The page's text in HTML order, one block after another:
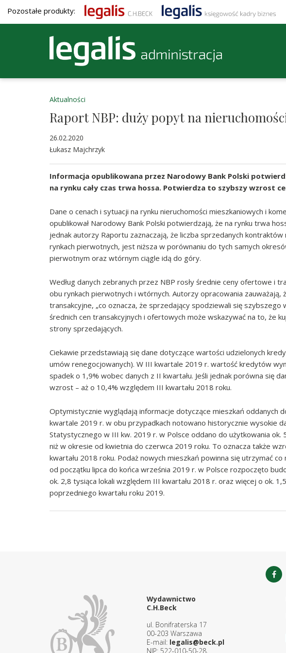
Pozostałe produkty:
Aktualności
Raport NBP: duży popyt na
26.02.2020
Łukasz Majchrzyk
Informacja opublikowana przez Narodowy Bank Polski
na rynku cały czas trwa hossa. Potwierdza to szybszy wzrost
Dane o cenach i sytuacji na rynku nieruchomości mieszkaniowych i
opublikował Narodowy Bank Polski potwierdzają, że na rynku trwa
jednak autorzy Raportu zaznaczają, że liczba sprzedanych kontraktów
rynkach pierwotnych, jest niższa w porównaniu do tych samych
pierwotnym oraz wtórnym ciągle idą do góry.
Według danych zebranych przez NBP rosły średnie ceny ofertowe i
obu rynkach pierwotnych i wtórnych. Autorzy opracowania zauważają,
transakcyjne, „co oznacza, że sprzedający spodziewali się szybszego
średnich cen transakcyjnych i ofertowych może wskazywać na to, że
strony sprzedających.
Ciekawie przedstawiają się dane dotyczące wartości udzielonych
umów renegocjowanych). W III kwartale 2019 r. wartość kredytów
spadek o 1,9% wobec danych z II kwartału. Jeśli jednak porówna się
wzrost – aż o 10,4% względem III kwartału 2018 roku.
Optymistycznie wyglądają informacje dotyczące mieszkań oddanych
kwartale 2019 r. w obu przypadkach notowano historycznie wysokie
Statystycznego w III kw. 2019 r. w Polsce oddano do użytkowania ok.
niż w okresie od kwietnia do czerwca 2019 roku. To oznacza także
kwartału 2018 roku. Podaż nowych mieszkań powinna się utrzymać
od początku lipca do końca września 2019 r. w Polsce rozpoczęto
ok. 2,8 tysiąca lokali względem III kwartału 2018 r. oraz więcej o ok.
poprzedniego kwartału roku 2019.
Wydawnictwo
C.H.Beck
ul. Bonifraterska 17
00-203 Warszawa
E-mail: legalis@beck.pl
NIP: 522-010-50-28,